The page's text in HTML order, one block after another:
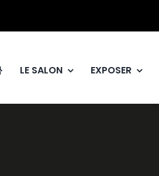
LE SALON EXPOSER